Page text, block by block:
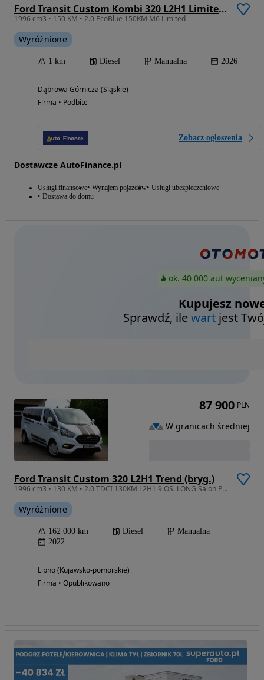
Ford Transit Custom Kombi 320 L2H1 Limited M1
1996 cm3 • 150 KM • 2.0 EcoBlue 150KM M6 Limited
Wyróżnione
1 km Diesel Manualna 2026
Dąbrowa Górnicza (Śląskie)
Firma • Podbite
Zobacz ogłoszenia
Dostawcze AutoFinance.pl
Usługi finansowe Wynajem pojazdów Usługi ubezpieczeniowe
Dostawa do domu
ok. 40 000 aut
Kupujesz
Sprawdź, ilewart jest
Ford Transit Custom 320 L2H1 Trend (bryg.)
1996 cm3 • 130 KM • 2.0 TDCI 130KM L2H1 9 OS. LONG Salon PL Bezwypadkowy 100% Serwis FV23%
Wyróżnione
162 000 km Diesel
Manualna
2022
Lipno (Kujawsko-pomorskie)
Firma • Opublikowano
87 900 PLN
W granicach średniej